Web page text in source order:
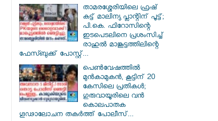
താമരശ്ശേരിയിലെ ഫ്രഷ്
കട്ട് മാലിന്യ പ്ലാന്റിന് പൂട്ട്;
പി.കെ. ഫിറോസിന്റെ
ഇടപെടലിനെ പ്രശംസിച്ച്
രാഹുൽ മാങ്കൂട്ടത്തിലിന്റെ
ഫേസ്ബുക്ക് പോസ്റ്റ്...
പെൺവേഷത്തിൽ
മുൻകാമുകൻ, കൂട്ടിന് 20
കേസിലെ പ്രതികൾ;
ഗുരുവായൂരിലെ വൻ
കൊലപാതക
ഗൂഢാലോചന തകർത്ത് പോലീസ്...